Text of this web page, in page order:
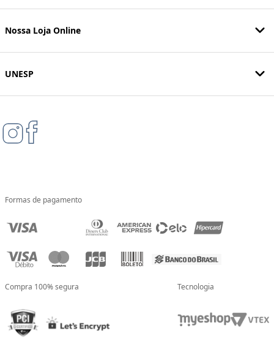
Nossa Loja Online
UNESP
Formas de pagamento
Compra 100% segura Tecnologia